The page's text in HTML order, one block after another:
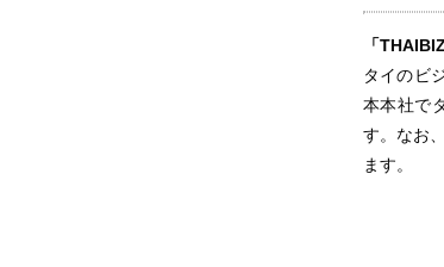
「
タイのビ
本本社で
す。なお
ます。